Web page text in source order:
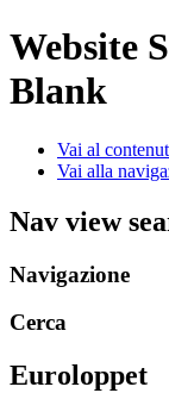
Website
Blank
Vai al
Vai alla
Nav view
Navigazione
Cerca
Euroloppet